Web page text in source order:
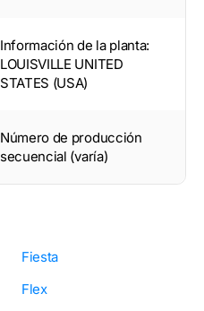
Información de la planta:
LOUISVILLE UNITED
STATES (USA)
Número de producción
secuencial (varía)
Fiesta
Flex